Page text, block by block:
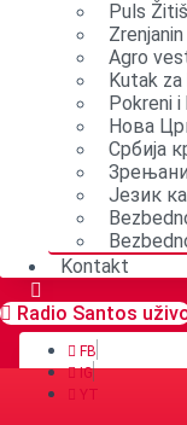
Puls
Agro
Kutak
Pokreni i
Нова
Србија
Језик
Kontakt
Radio Santos
FB
IG
YT